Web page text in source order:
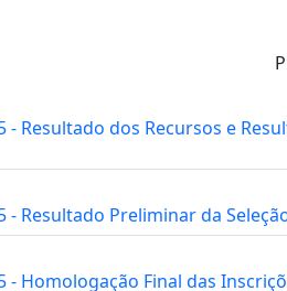
- Resultado dos Recursos e
- Resultado Preliminar da
- Homologação Final das